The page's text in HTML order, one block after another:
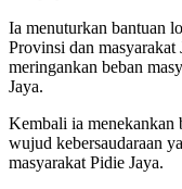
Ia menuturkan bantuan
Provinsi dan
meringankan beban
Jaya.
Kembali ia menekankan
wujud kebersaudaraan
masyarakat Pidie Jaya.